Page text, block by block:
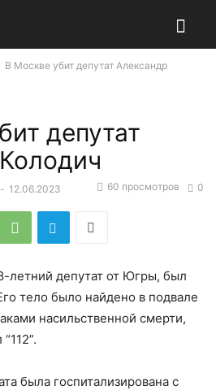
В Москве убит депутат Александр
депутат
- 12.06.2023 0
60 просмотров
летний депутат от Югры, был
тело было найдено в подвале
насильственной смерти,
была госпитализирована с